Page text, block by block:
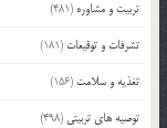
تربیت و مشاوره (481)
تشرفات و توقیعات (181)
تغذیه و سلامت (156)
توصیه های تربیتی (498)